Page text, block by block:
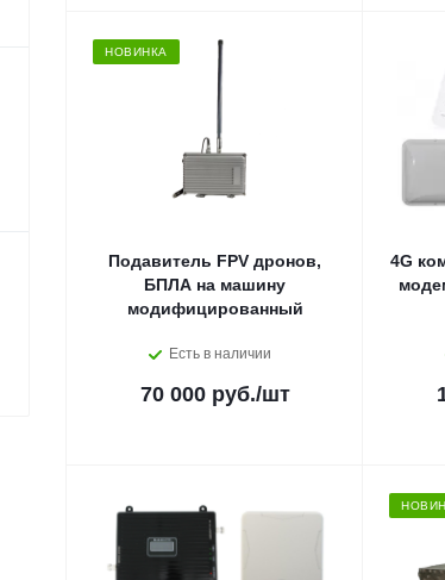
НОВИНКА
Подавитель FPV дронов,
БПЛА на машину
модифицированный
Есть в наличии
70 000 руб./шт
4G